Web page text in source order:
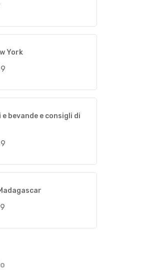
York
e bevande e consigli di